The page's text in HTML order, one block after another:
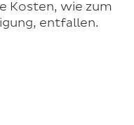
Kosten, wie zum
entfallen.